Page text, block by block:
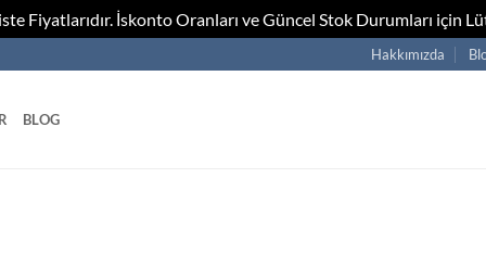
Fiyatlarıdır. İskonto Oranları ve Güncel Stok Durumları için
Hakkımızda
BLOG